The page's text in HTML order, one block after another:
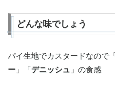
どんな味でしょう
パイ生地でカスタードなので「
ー 」「 デニッシュ 」の食感